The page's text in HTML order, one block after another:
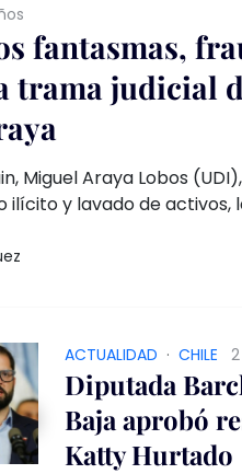
fantasmas,
trama judicial
Miguel Araya Lobos
ilícito y lavado de activos,
en reconsiderar la
ACTUALIDAD · CHILE
Diputada
Baja aprobó
Katty Hurtado